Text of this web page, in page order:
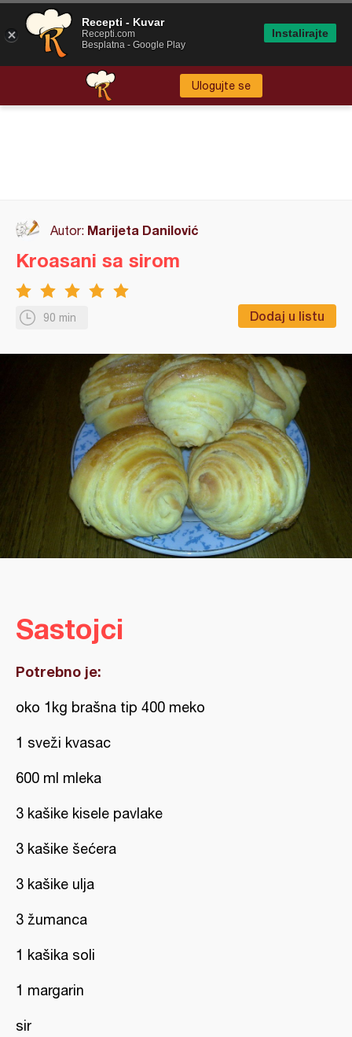
Ulogujte se
Autor: Marijeta Danilović
90 min Dodaj u listu
Kroasani sa sirom
Sastojci
Potrebno je:
oko 1kg brašna tip 400 meko
1 sveži kvasac
600 ml mleka
3 kašike kisele pavlake
3 kašike šećera
3 kašike ulja
3 žumanca
1 kašika soli
1 margarin
sir
Recepti - Kuvar
Recepti.com
Besplatna - Google Play
Instalirajte